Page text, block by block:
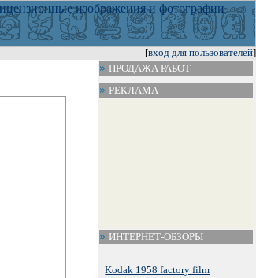
[вход для пользователей]
ПРОДАЖА РАБОТ
РЕКЛАМА
ИНТЕРНЕТ-ОБЗОРЫ
Kodak 1958 factory film